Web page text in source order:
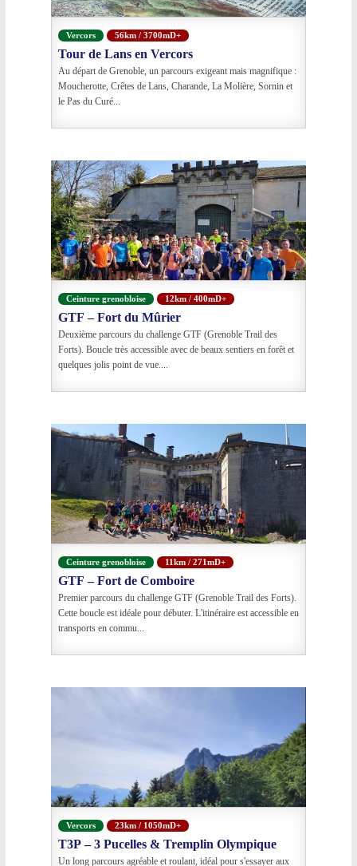
Vercors 56km / 3700mD+
Tour de Lans en Vercors
Au départ de Grenoble, un parcours exigeant mais magnifique :
Moucherotte, Crêtes de Lans, Charande, La Molière, Sornin et
le Pas du Curé...
Ceinture grenobloise 12km / 400mD+
GTF – Fort du Mûrier
Deuxième parcours du challenge GTF (Grenoble Trail des
Forts). Boucle très accessible avec de beaux sentiers en forêt et
quelques jolis point de vue....
Ceinture grenobloise 11km / 271mD+
GTF – Fort de Comboire
Premier parcours du challenge GTF (Grenoble Trail des Forts).
Cette boucle est idéale pour débuter. L'itinéraire est accessible en
transports en commu...
Vercors 23km / 1050mD+
T3P – 3 Pucelles & Tremplin Olympique
Un long parcours agréable et roulant, idéal pour s'essayer aux